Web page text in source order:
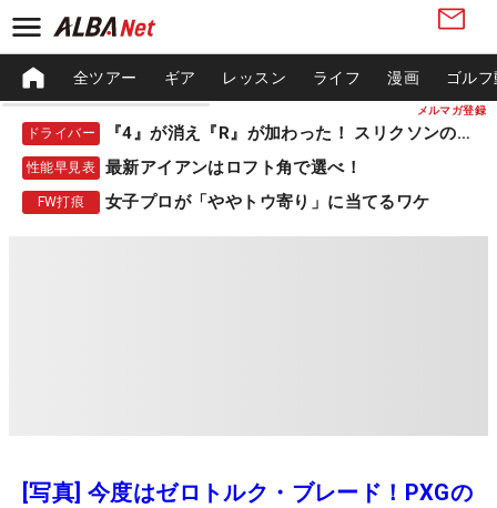
メルマガ登録
全ツアー ギア レッスン ライフ 漫画 ゴル
ドライバー 『4』が消え『R』が加わった！ スリクソンの新作
性能早見表 最新アイアンはロフト角で選べ！
FW打痕 女子プロが「ややトウ寄り」に当てるワケ
[写真] 今度はゼロトルク・ブレード！PXGの